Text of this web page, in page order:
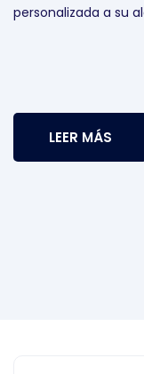
personalizada a su
LEER MÁS